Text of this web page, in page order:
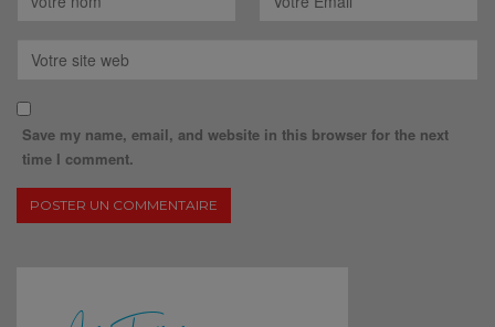
Save my name, email, and website in this browser for the next
time I comment.